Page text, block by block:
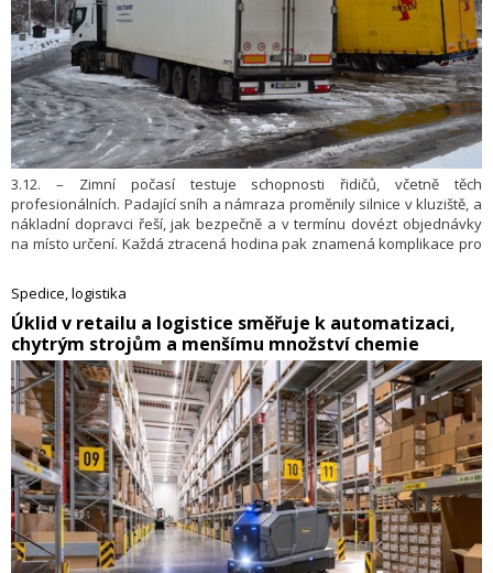
3.12. – Zimní počasí testuje schopnosti řidičů, včetně těch
profesionálních. Padající sníh a námraza proměnily silnice v kluziště, a
nákladní dopravci řeší, jak bezpečně a v termínu dovézt objednávky
na místo určení. Každá ztracená hodina pak znamená komplikace pro
Spedice, logistika
​Úklid v retailu a logistice směřuje k automatizaci,
chytrým strojům a menšímu množství chemie